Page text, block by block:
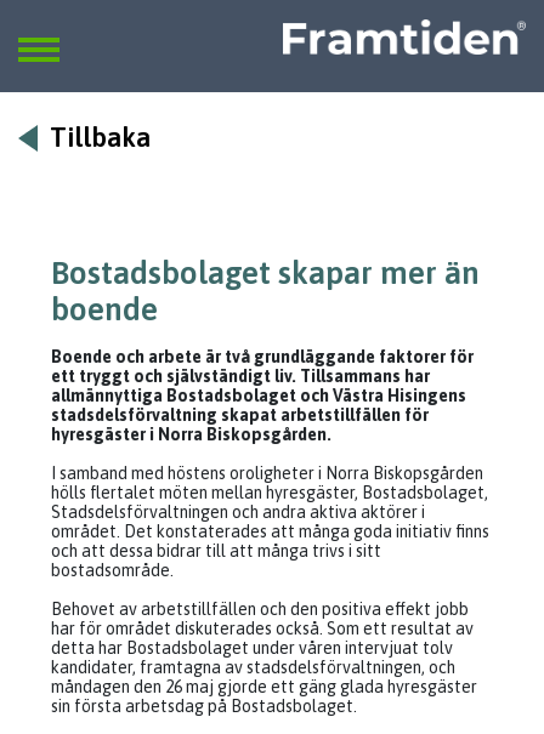
SÖK
Tillbaka
Bostadsbolaget skapar mer än
boende
Boende och arbete är två grundläggande faktorer för
ett tryggt och självständigt liv. Tillsammans har
allmännyttiga Bostadsbolaget och Västra Hisingens
stadsdelsförvaltning skapat arbetstillfällen för
hyresgäster i Norra Biskopsgården.
I samband med höstens oroligheter i Norra Biskopsgården
hölls flertalet möten mellan hyresgäster, Bostadsbolaget,
Stadsdelsförvaltningen och andra aktiva aktörer i
området. Det konstaterades att många goda initiativ finns
och att dessa bidrar till att många trivs i sitt
bostadsområde.
Behovet av arbetstillfällen och den positiva effekt jobb
har för området diskuterades också. Som ett resultat av
detta har Bostadsbolaget under våren intervjuat tolv
kandidater, framtagna av stadsdelsförvaltningen, och
måndagen den 26 maj gjorde ett gäng glada hyresgäster
sin första arbetsdag på Bostadsbolaget.